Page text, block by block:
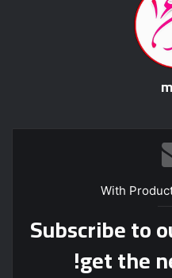
With
Subscribe to
get the